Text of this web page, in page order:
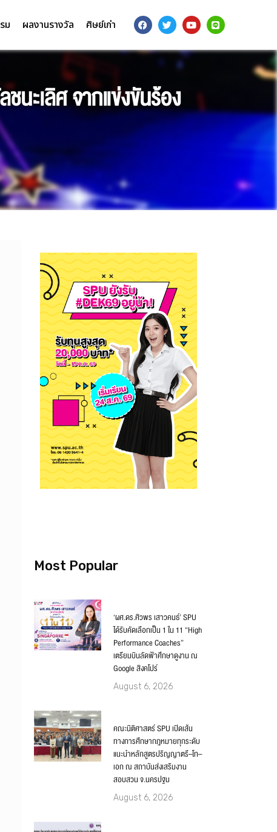
ม ผลงานรางวัล ศิษย์เก่า
นะเลิศ จากแข่งขันร้อง
Most Popular
‘ผศ.ดร.ศิวพร เสาวคนธ์’ SPU
ได้รับคัดเลือกเป็น 1 ใน 11 “High
Performance Coaches”
เตรียมบินลัดฟ้าศึกษาดูงาน ณ
Google สิงคโปร์
August 6, 2026
คณะนิติศาสตร์ SPU เปิดเส้น
ทางการศึกษากฎหมายทุกระดับ
แนะนำหลักสูตรปริญญาตรี–โท–
เอก ณ สถาบันส่งเสริมงาน
สอบสวน จ.นครปฐม
August 6, 2026